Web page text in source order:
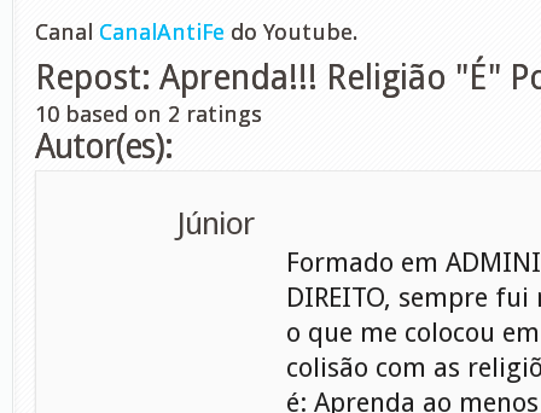
Canal CanalAntiFe do Youtube.
Repost: Aprenda!!! Religião "É"
10 based on 2 ratings
Autor(es):
Júnior
Formado em
DIREITO, sempre
o que me colocou
colisão com as
é: Aprenda ao